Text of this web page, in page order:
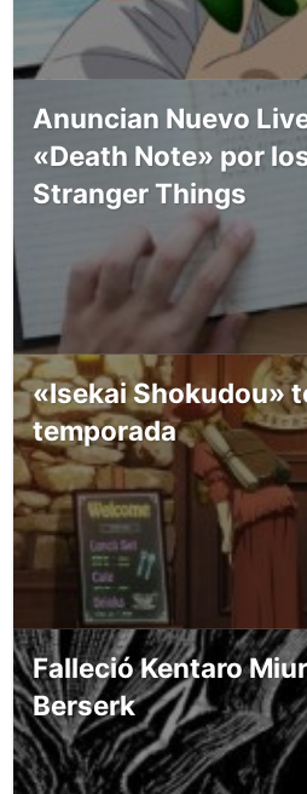
Anuncian Nuevo
«Death Note» por
Stranger Things
«Isekai Shokudou»
temporada
Falleció Kentaro
Berserk